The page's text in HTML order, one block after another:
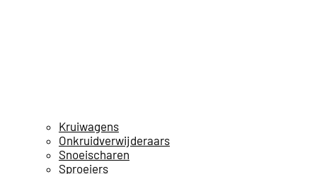
Kruiwagens
Onkruidverwijderaars
Snoeischaren
Sproeiers